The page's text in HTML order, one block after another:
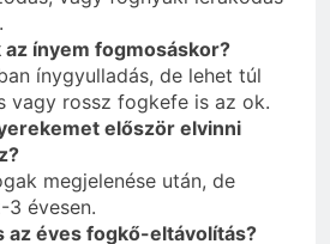
ínyem fogmosáskor?
ínygyulladás, de lehet túl
vagy rossz fogkefe is az ok.
először elvinni
megjelenése után, de
3 évesen.
az éves fogkő-eltávolítás?